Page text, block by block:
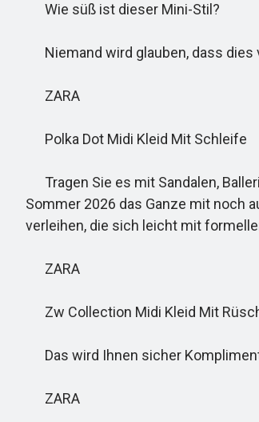
Wie süß ist dieser Mini-Stil?
Niemand wird glauben, dass dies
ZARA
Polka Dot Midi Kleid Mit Schleife
Tragen Sie es mit Sandalen,
Sommer 2026 das Ganze mit noch
verleihen, die sich leicht mit
ZARA
Zw Collection Midi Kleid Mit
Das wird Ihnen sicher
ZARA